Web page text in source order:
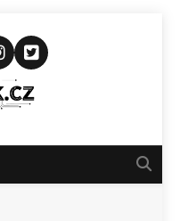
Novinkám